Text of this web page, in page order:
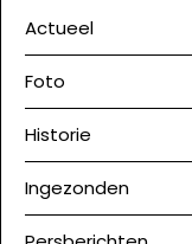
Actueel
Foto
Historie
Ingezonden